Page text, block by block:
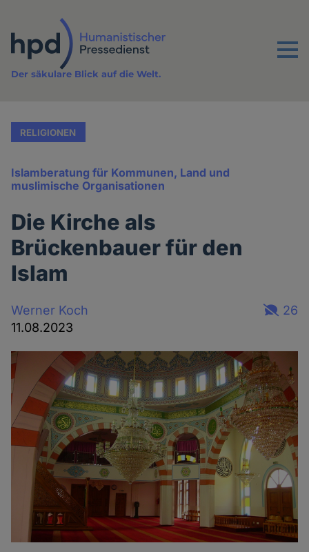
Inhalt
Menu
Der säkulare Blick auf die Welt.
RELIGIONEN
Islamberatung für Kommunen, Land und
muslimische Organisationen
Die Kirche als
Brückenbauer für den
Islam
Werner Koch
11.08.2023
26